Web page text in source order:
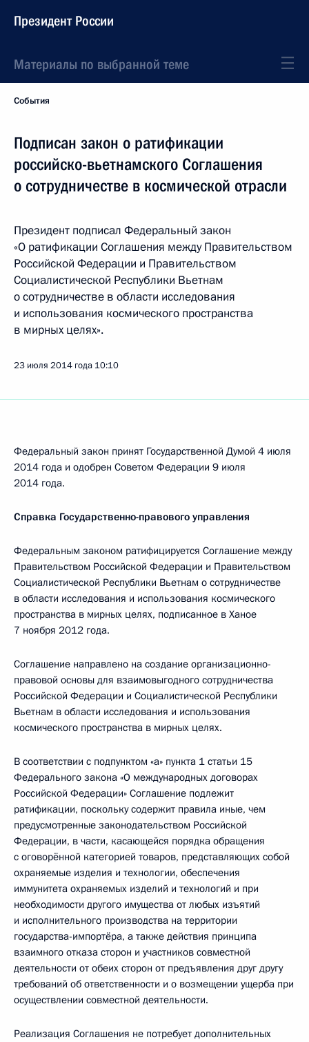
Президент России
Материалы по выбранной теме
События
Подписан закон о ратификации
российско-вьетнамского Соглашения
о сотрудничестве в космической отрасли
Президент подписал Федеральный закон
«О ратификации Соглашения между Правительством
Российской Федерации и Правительством
Социалистической Республики Вьетнам
о сотрудничестве в области исследования
и использования космического пространства
в мирных целях».
23 июля 2014 года 10:10
Федеральный закон принят Государственной Думой 4 июля
2014 года и одобрен Советом Федерации 9 июля
2014 года.
Справка Государственно-правового управления
Федеральным законом ратифицируется Соглашение между
Правительством Российской Федерации и Правительством
Социалистической Республики Вьетнам о сотрудничестве
в области исследования и использования космического
пространства в мирных целях, подписанное в Ханое
7 ноября 2012 года.
Соглашение направлено на создание организационно-
правовой основы для взаимовыгодного сотрудничества
Российской Федерации и Социалистической Республики
Вьетнам в области исследования и использования
космического пространства в мирных целях.
В соответствии с подпунктом «а» пункта 1 статьи 15
Федерального закона «О международных договорах
Российской Федерации» Соглашение подлежит
ратификации, поскольку содержит правила иные, чем
предусмотренные законодательством Российской
Федерации, в части, касающейся порядка обращения
с оговорённой категорией товаров, представляющих собой
охраняемые изделия и технологии, обеспечения
иммунитета охраняемых изделий и технологий и при
необходимости другого имущества от любых изъятий
и исполнительного производства на территории
государства-импортёра, а также действия принципа
взаимного отказа сторон и участников совместной
деятельности от обеих сторон от предъявления друг другу
требований об ответственности и о возмещении ущерба при
осуществлении совместной деятельности.
Реализация Соглашения не потребует дополнительных